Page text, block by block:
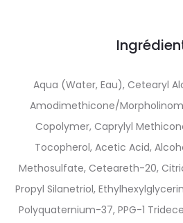
Aqua (Water, Eau), Cetearyl
Amodimethicone/
Copolymer, Caprylyl
Tocopherol, Acetic Acid,
Methosulfate, Ceteareth-20,
Propyl Silanetriol,
Polyquaternium-37, PPG-1